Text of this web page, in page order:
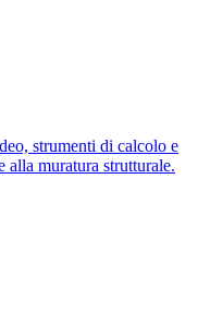
strumenti di calcolo e
muratura strutturale.